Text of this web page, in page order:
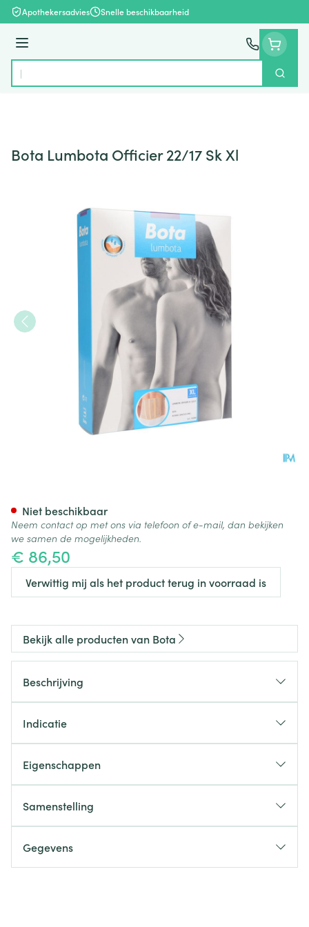
Ga naar de inhoud
Apothekersadvies Snelle beschikbaarheid
Menu
Product, merk, categorie...
Zoek
Bota Lumbota Officier 22/17 Sk Xl
€ 86,50
Verwittig mij als het product terug in voorraad is
Niet beschikbaar
Neem contact op met ons via telefoon of e-mail, dan bekijken
we samen de mogelijkheden.
Bekijk alle producten van Bota
Beschrijving
Indicatie
Eigenschappen
Samenstelling
Gegevens